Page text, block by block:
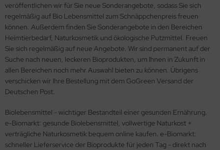
veröffentlichen wir für Sie neue Sonderangebote, sodass Sie sich
regelmäßig auf Bio Lebensmittel zum Schnäppchenpreis freuen
können. Außerdem finden Sie Sonderangebote in den Bereichen
Heimtierbedarf, Naturkosmetik und ökologische Putzmittel. Freuen
Sie sich regelmäßig auf neue Angebote. Wir sind permanent auf der
Suche nach neuen, leckeren Bioprodukten, um Ihnen in Zukunft in
allen Bereichen noch mehr Auswahl bieten zu können. Übrigens
verschicken wir Ihre Bestellung mit dem GoGreen Versand der
Deutschen Post.
Biolebensmittel - wichtiger Bestandteil einer gesunden Ernährung.
e-Biomarkt: gesunde Biolebensmittel, vollwertige Naturkost +
verträgliche Naturkosmetik bequem online kaufen. e-Biomarkt:
schneller Lieferservice der Bioprodukte für jeden Tag - direkt nach